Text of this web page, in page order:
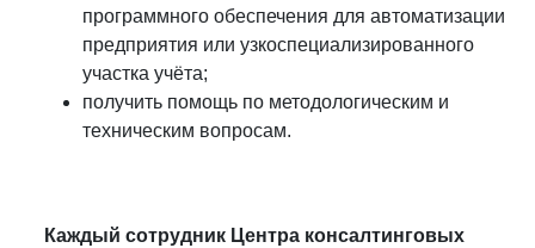
программного обеспечения для автоматизации
предприятия или узкоспециализированного
участка учёта;
получить помощь по методологическим и
техническим вопросам.
Каждый сотрудник Центра консалтинговых